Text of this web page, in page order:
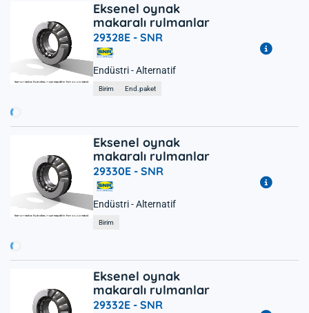
Eksenel oynak
makaralı rulmanlar
29328E - SNR
Endüstri - Alternatif
Birim End.paket
Eksenel oynak
makaralı rulmanlar
29330E - SNR
Endüstri - Alternatif
Birim
Eksenel oynak
makaralı rulmanlar
29332E - SNR